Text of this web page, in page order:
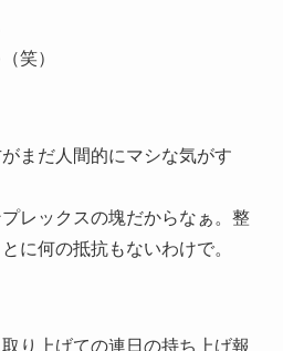
笑）
まだ人間的にマシな気がす
レックスの塊だからなぁ。整
に何の抵抗もないわけで。
り上げての連日の持ち上げ報